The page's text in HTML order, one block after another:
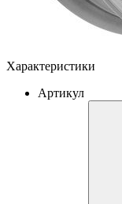
Характеристики
Артикул